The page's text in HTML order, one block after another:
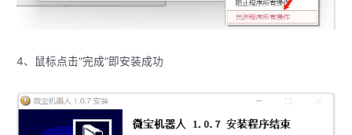
4、鼠标点击“完成”即安装成功